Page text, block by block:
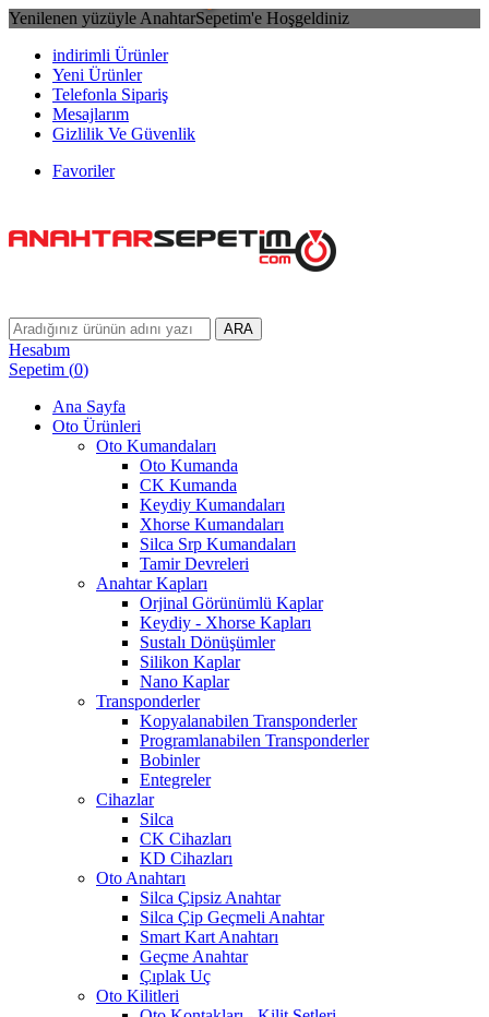
Yenilenen yüzüyle AnahtarSepetim'e Hoşgeldiniz
indirimli Ürünler
Yeni Ürünler
Telefonla Sipariş
Mesajlarım
Gizlilik Ve Güvenlik
Favoriler
ARA
Hesabım
Sepetim (0)
Ana Sayfa
Oto Ürünleri
Oto Kumandaları
Oto Kumanda
CK Kumanda
Keydiy Kumandaları
Xhorse Kumandaları
Silca Srp Kumandaları
Tamir Devreleri
Anahtar Kapları
Orjinal Görünümlü Kaplar
Keydiy - Xhorse Kapları
Sustalı Dönüşümler
Silikon Kaplar
Nano Kaplar
Transponderler
Kopyalanabilen Transponderler
Programlanabilen Transponderler
Bobinler
Entegreler
Cihazlar
Silca
CK Cihazları
KD Cihazları
Oto Anahtarı
Silca Çipsiz Anahtar
Silca Çip Geçmeli Anahtar
Smart Kart Anahtarı
Geçme Anahtar
Çıplak Uç
Oto Kilitleri